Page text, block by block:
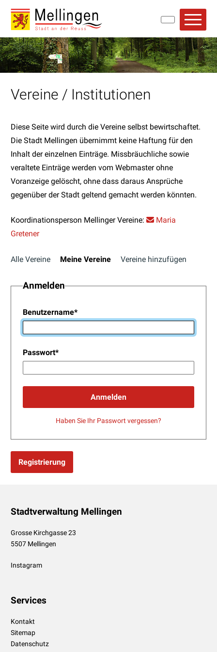
Navigieren in Mellingen
Schnellnavigation
Vereine / Institutionen
Diese Seite wird durch die Vereine selbst bewirtschaftet.
Die Stadt Mellingen übernimmt keine Haftung für den
Inhalt der einzelnen Einträge. Missbräuchliche sowie
veraltete Einträge werden vom Webmaster ohne
Voranzeige gelöscht, ohne dass daraus Ansprüche
gegenüber der Stadt geltend gemacht werden könnten.
Koordinationsperson Mellinger Vereine:
Maria
Gretener
Alle Vereine Meine Vereine Vereine hinzufügen
Anmelden
Benutzername*
Passwort*
Anmelden
Haben Sie Ihr Passwort vergessen?
Registrierung
Footer
Stadtverwaltung Mellingen
Grosse Kirchgasse 23
5507 Mellingen
Instagram
Services
Kontakt
Sitemap
Datenschutz